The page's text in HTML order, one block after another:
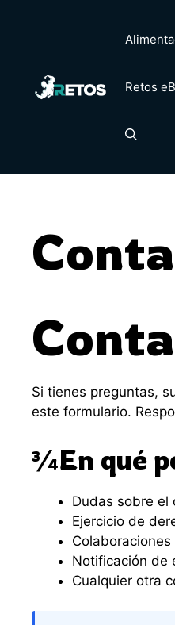
Retos
Si tienes preguntas,
este formulario.
¾En qué
Dudas sobre
Ejercicio de
Notificación de
Cualquier otra